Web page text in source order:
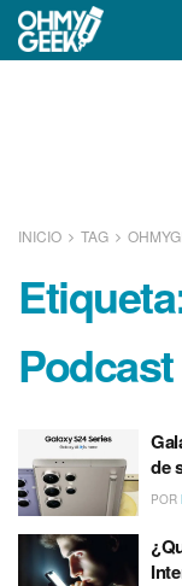
INICIO TAG
Podcast
de
POR